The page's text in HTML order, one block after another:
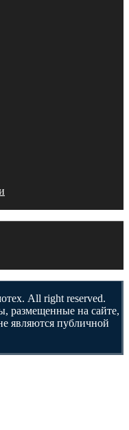
All right reserved.
размещенные на сайте,
являются публичной